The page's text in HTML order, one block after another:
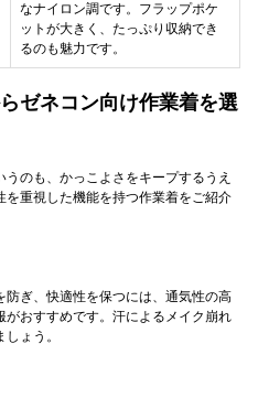
なナイロン調です。フラップポケ
ットが大きく、たっぷり収納でき
るのも魅力です。
ゼネコン向け作業着を選
のも、かっこよさをキープするうえ
重視した機能を持つ作業着をご紹介
ぎ、快適性を保つには、通気性の高
おすすめです。汗によるメイク崩れ
ょう。